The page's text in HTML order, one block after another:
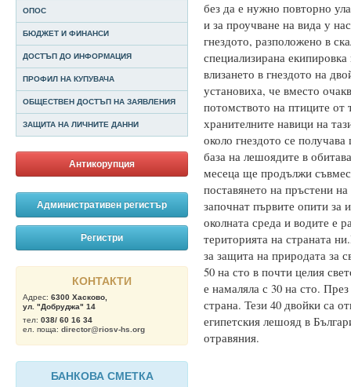
ОПОС
БЮДЖЕТ И ФИНАНСИ
ДОСТЪП ДО ИНФОРМАЦИЯ
ПРОФИЛ НА КУПУВАЧА
ОБЩЕСТВЕН ДОСТЪП НА ЗАЯВЛЕНИЯ
ЗАЩИТА НА ЛИЧНИТЕ ДАННИ
Антикорупция
Административен регистър
Регистри
КОНТАКТИ
Адрес: 6300 Хасково,
ул. "Добруджа" 14
тел: 038/ 60 16 34
ел. поща: director@riosv-hs.org
БАНКОВА СМЕТКА
без да е нужно повторно
и за проучване на вида у
гнездото, разположено в
специализирана
влизането в гнездото на
установиха, че вместо
потомството на птиците
хранителните навици на
около гнездото се
база на лешоядите в
месеца ще продължи
поставянето на пръстени
започнат първите опити за
околната среда и водите е
територията на страната ни.
за защита на природата за
50 на сто в почти целия
е намаляла с 30 на сто.
страна. Тези 40 двойки са
египетския лешояд в
отравяния.